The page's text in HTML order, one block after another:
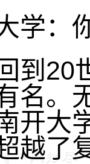
学：
到20
名。
开大
越了